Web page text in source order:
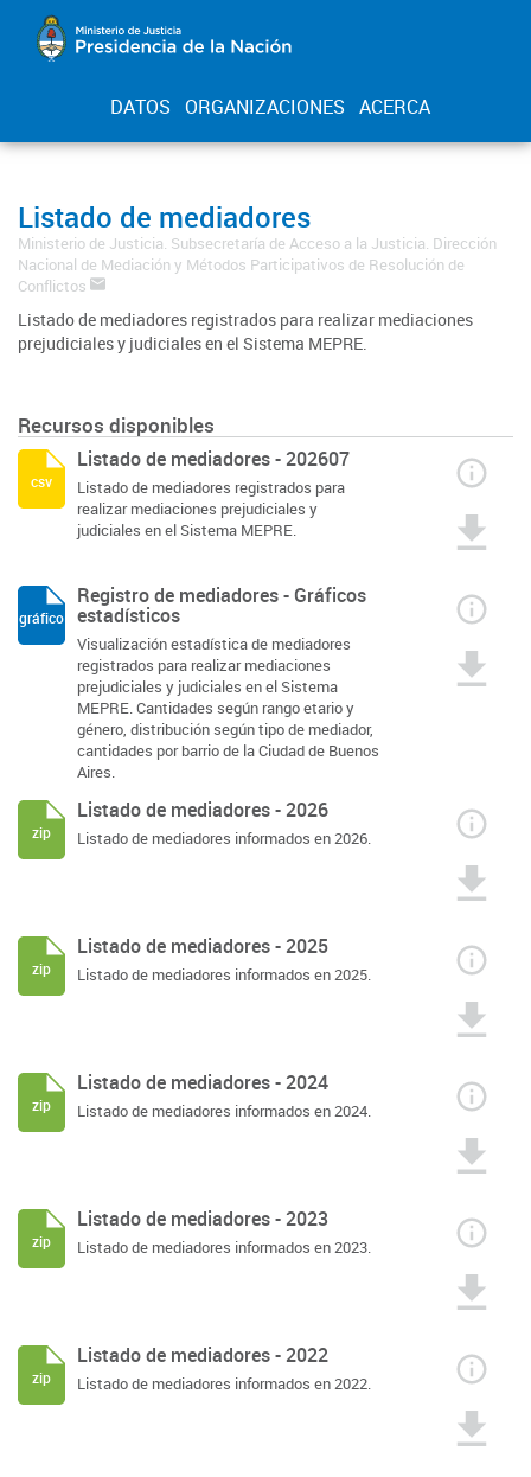
DATOS ORGANIZACIONES ACERCA
Listado de mediadores
Ministerio de Justicia. Subsecretaría de Acceso a la Justicia. Dirección
Nacional de Mediación y Métodos Participativos de Resolución de
Conflictos
Listado de mediadores registrados para realizar mediaciones
prejudiciales y judiciales en el Sistema MEPRE.
Recursos disponibles
Listado de mediadores - 202607
Listado de mediadores registrados para
realizar mediaciones prejudiciales y
judiciales en el Sistema MEPRE.
csv
Registro de mediadores - Gráficos
estadísticos
Visualización estadística de mediadores
registrados para realizar mediaciones
prejudiciales y judiciales en el Sistema
MEPRE. Cantidades según rango etario y
género, distribución según tipo de mediador,
cantidades por barrio de la Ciudad de Buenos
Aires.
gráfico
Listado de mediadores - 2026
Listado de mediadores informados en 2026.
zip
Listado de mediadores - 2025
Listado de mediadores informados en 2025.
zip
Listado de mediadores - 2024
Listado de mediadores informados en 2024.
zip
Listado de mediadores - 2023
Listado de mediadores informados en 2023.
zip
Listado de mediadores - 2022
Listado de mediadores informados en 2022.
zip